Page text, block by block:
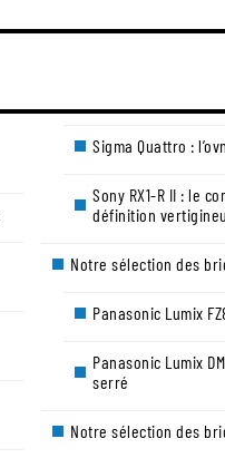
Sigma Quattro :
Sony RX1-R II : le
définition
Notre sélection des
Panasonic Lumix
Panasonic Lumix
serré
Notre sélection des